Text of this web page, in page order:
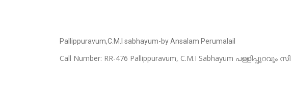
Pallippuravum,C.M.I sabhayum-by Ansalam Perumalail
Call Number: RR-476 Pallippuravum, C.M.I Sabhayum